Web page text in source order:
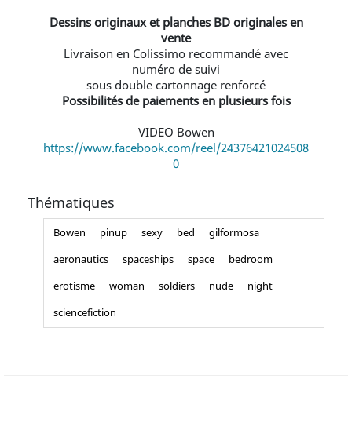
Dessins originaux et planches BD originales en
vente
Livraison en Colissimo recommandé avec
numéro de suivi
sous double cartonnage renforcé
Possibilités de paiements en plusieurs fois
VIDEO Bowen
https://www.facebook.com/reel/24376421024508
0
Thématiques
Bowen pinup sexy bed
gilformosa
aeronautics
spaceships space
bedroom
erotisme
woman soldiers nude
night
sciencefiction